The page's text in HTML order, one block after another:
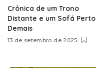
Crônica de um Trono
Distante e um Sofá Perto
Demais
13 de setembro de 2025